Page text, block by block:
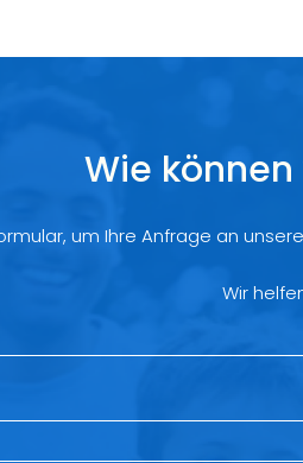
Wie
um Ihre Anfrage an
Wir